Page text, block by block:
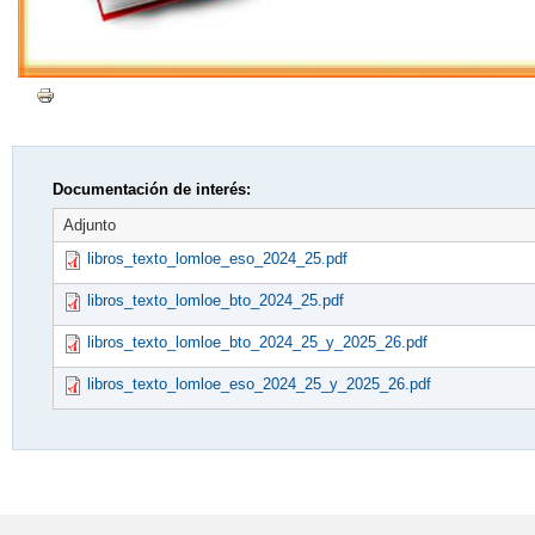
Documentación de interés:
Adjunto
libros_texto_lomloe_eso_2024_25.pdf
libros_texto_lomloe_bto_2024_25.pdf
libros_texto_lomloe_bto_2024_25_y_2025_26.pdf
libros_texto_lomloe_eso_2024_25_y_2025_26.pdf